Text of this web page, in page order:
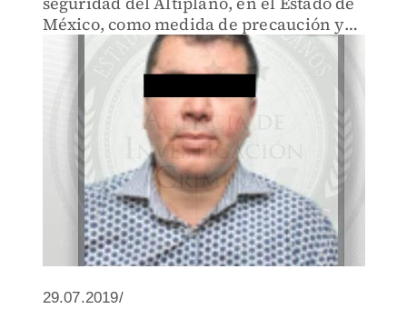
México, como medida de precaución y
evitar así una posible fuga.
29.07.2019/